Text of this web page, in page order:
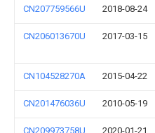
CN207759566U 2018-08-24
CN206013670U 2017-03-15
CN104528270A 2015-04-22
CN201476036U 2010-05-19
CN209973758U 2020-01-21